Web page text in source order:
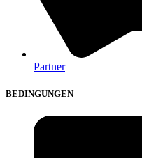
Partner
BEDINGUNGEN